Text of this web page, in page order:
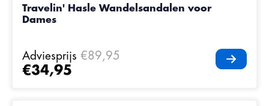
Travelin' Hasle Wandelsandalen voor
Dames
Adviesprijs €89,95
€34,95